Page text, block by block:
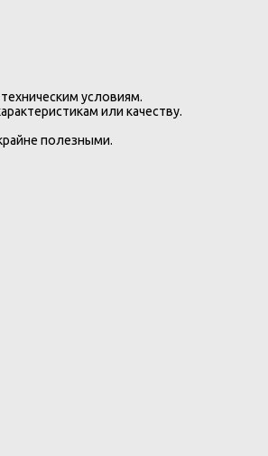
условиям.
или качеству.
полезными.